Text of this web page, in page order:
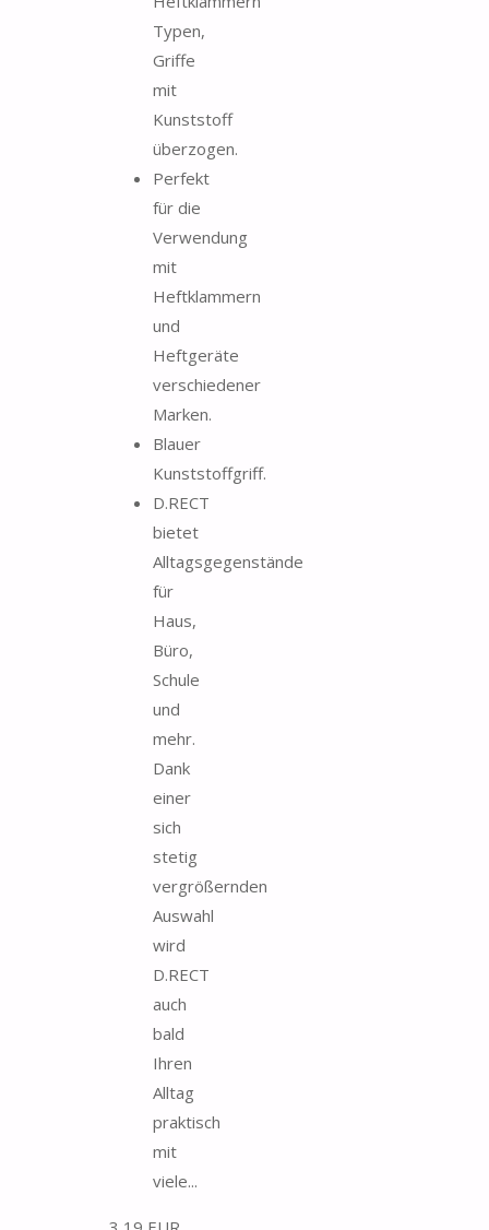
Typen,
Griffe
mit
Kunststoff
überzogen.
Perfekt
für die
Verwendung
mit
Heftklammern
und
Heftgeräte
verschiedener
Marken.
Blauer
Kunststoffgriff.
D.RECT
bietet
Alltagsgegenstände
für
Haus,
Büro,
Schule
und
mehr.
Dank
einer
sich
stetig
vergrößernden
Auswahl
wird
D.RECT
auch
bald
Ihren
Alltag
praktisch
mit
viele...